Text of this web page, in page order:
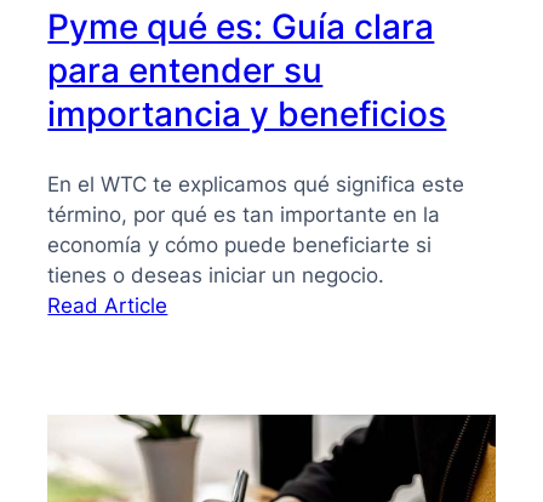
Pyme qué es: Guía clara
para entender su
importancia y beneficios
En el WTC te explicamos qué significa este
término, por qué es tan importante en la
economía y cómo puede beneficiarte si
tienes o deseas iniciar un negocio.
Read Article
Guía
clara
para